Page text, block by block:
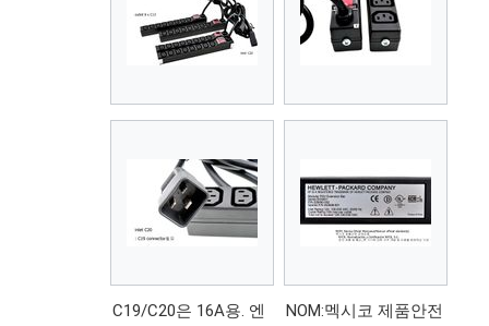
C19/C20은 16A용. 엔
NOM:멕시코 제품안전